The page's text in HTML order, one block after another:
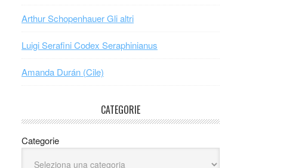
Arthur Schopenhauer Gli altri
Luigi Serafini Codex Seraphinianus
Amanda Durán (Cile)
CATEGORIE
Categorie